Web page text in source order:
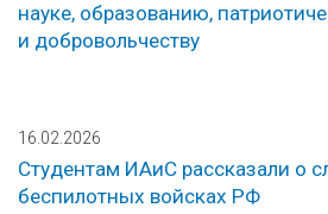
науке, образованию,
и добровольчеству
16.02.2026
Студентам ИАиС рассказали о
беспилотных войсках РФ